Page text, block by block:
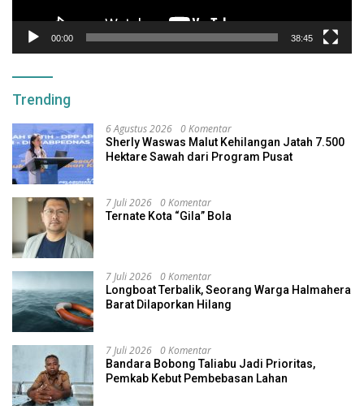
00:00 38:45
Trending
6 Agustus 2026 0 Komentar
Sherly Waswas Malut Kehilangan Jatah 7.500
Hektare Sawah dari Program Pusat
7 Juli 2026 0 Komentar
Ternate Kota “Gila” Bola
7 Juli 2026 0 Komentar
Longboat Terbalik, Seorang Warga Halmahera
Barat Dilaporkan Hilang
7 Juli 2026 0 Komentar
Bandara Bobong Taliabu Jadi Prioritas,
Pemkab Kebut Pembebasan Lahan